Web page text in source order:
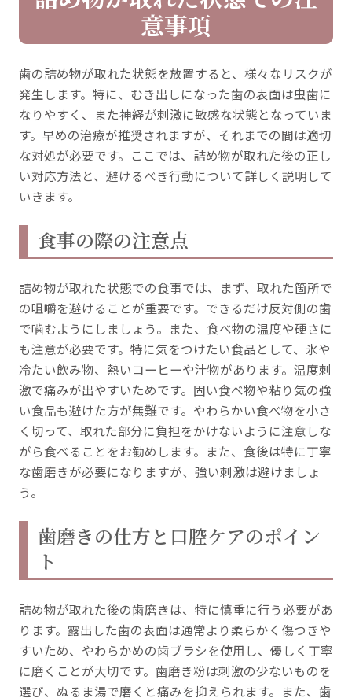
意事項
歯の詰め物が取れた状態を放置すると、様々なリスクが
発生します。特に、むき出しになった歯の表面は虫歯に
なりやすく、また神経が刺激に敏感な状態となっていま
す。早めの治療が推奨されますが、それまでの間は適切
な対処が必要です。ここでは、詰め物が取れた後の正し
い対応方法と、避けるべき行動について詳しく説明して
いきます。
食事の際の注意点
詰め物が取れた状態での食事では、まず、取れた箇所で
の咀嚼を避けることが重要です。できるだけ反対側の歯
で噛むようにしましょう。また、食べ物の温度や硬さに
も注意が必要です。特に気をつけたい食品として、氷や
冷たい飲み物、熱いコーヒーや汁物があります。温度刺
激で痛みが出やすいためです。固い食べ物や粘り気の強
い食品も避けた方が無難です。やわらかい食べ物を小さ
く切って、取れた部分に負担をかけないように注意しな
がら食べることをお勧めします。また、食後は特に丁寧
な歯磨きが必要になりますが、強い刺激は避けましょ
う。
歯磨きの仕方と口腔ケアのポイン
ト
詰め物が取れた後の歯磨きは、特に慎重に行う必要があ
ります。露出した歯の表面は通常より柔らかく傷つきや
すいため、やわらかめの歯ブラシを使用し、優しく丁寧
に磨くことが大切です。歯磨き粉は刺激の少ないものを
選び、ぬるま湯で磨くと痛みを抑えられます。また、歯